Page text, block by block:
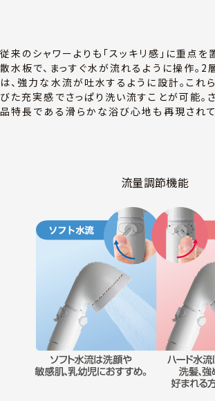
従来のシャワーよりも「スッキリ感」に重点
散水板で、まっすぐ水が流れるように操作。2
は、強力な水流が吐水するように設計。これら
びた充実感でさっぱり洗い流すことが可能。
品特長である滑らかな浴び心地も再現されて
流量調節機能